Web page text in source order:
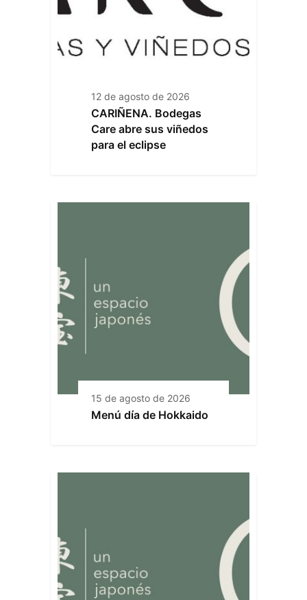
12 de agosto de 2026
CARIÑENA. Bodegas
Care abre sus viñedos
para el eclipse
15 de agosto de 2026
Menú día de Hokkaido